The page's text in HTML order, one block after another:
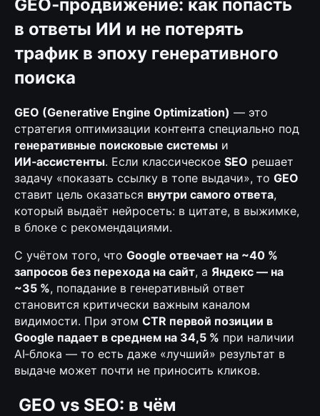
GEO‑продвижение: как попасть
в ответы ИИ и не потерять
трафик в эпоху генеративного
поиска
GEO (Generative Engine Optimization) — это
стратегия оптимизации контента специально под
генеративные поисковые системы и
ИИ‑ассистенты. Если классическое SEO решает
задачу «показать ссылку в топе выдачи», то GEO
ставит цель оказаться внутри самого ответа,
который выдаёт нейросеть: в цитате, в выжимке,
в блоке с рекомендациями.
С учётом того, что Google отвечает на ~40 %
запросов без перехода на сайт, а Яндекс — на
~35 %, попадание в генеративный ответ
становится критически важным каналом
видимости. При этом CTR первой позиции в
Google падает в среднем на 34,5 % при наличии
AI‑блока — то есть даже «лучший» результат в
выдаче может почти не приносить кликов.
GEO vs SEO: в чём